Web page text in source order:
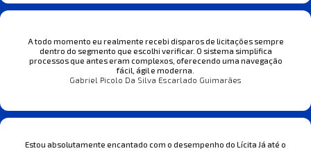
A todo momento eu realmente recebi disparos de licitações sempre
dentro do segmento que escolhi verificar. O sistema simplifica
processos que antes eram complexos, oferecendo uma navegação
fácil, ágil e moderna.
Gabriel Picolo Da Silva Escarlado Guimarães
Estou absolutamente encantado com o desempenho do Lícita Já até o